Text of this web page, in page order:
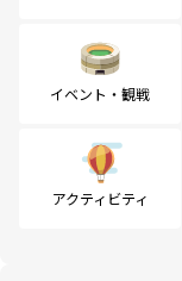
イベント・観戦
アクティビティ